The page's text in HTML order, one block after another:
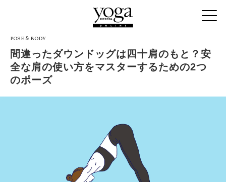
POSE & BODY
間違ったダウンドッグは四十肩のもと？安
全な肩の使い方をマスターするための2つ
のポーズ